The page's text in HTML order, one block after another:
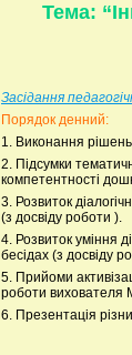
Тема:
Засідання
Порядок денний:
1. Виконання
2. Підсумки
компетентності
3. Розвиток
(з досвіду роботи ).
4. Розвиток уміння
бесідах (з досвіду
5. Прийоми
роботи вихователя
6. Презентація